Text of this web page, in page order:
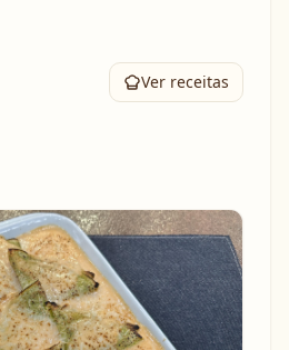
Ver receitas